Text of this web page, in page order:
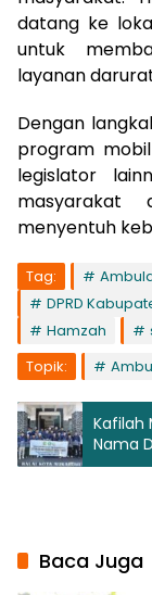
datang ke
untuk
layanan
Dengan
program
legislator
masyarakat
menyentuh
Tag:
DPRD
Hamzah
Topik:
Kafilah
Nama
Baca Juga